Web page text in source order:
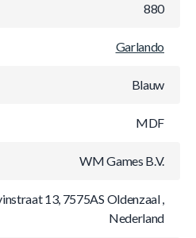
880
Garlando
Blauw
MDF
WM Games B.V.
13, 7575AS Oldenzaal ,
Nederland